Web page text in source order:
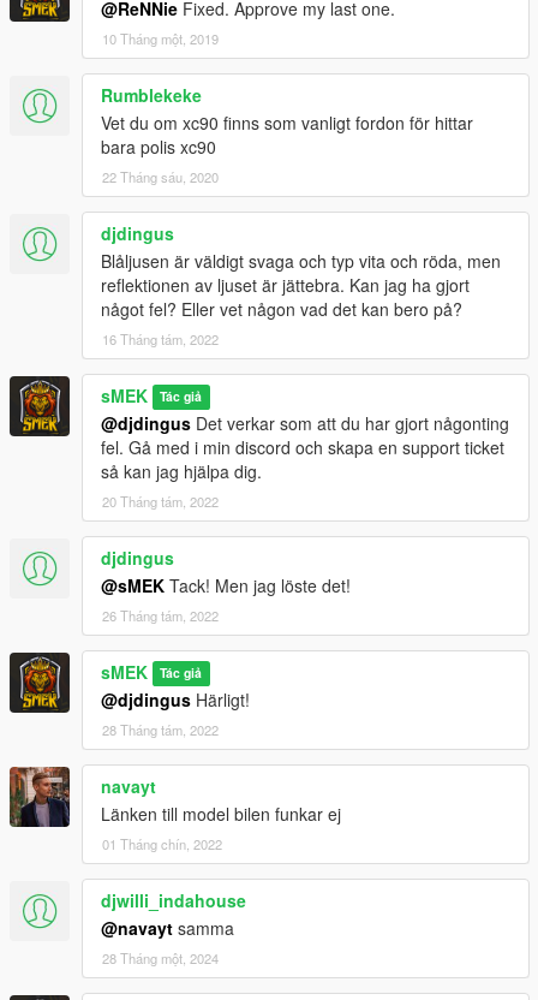
@ReNNie Fixed. Approve my last one.
10 Tháng một, 2019
Rumblekeke
Vet du om xc90 finns som vanligt fordon för hittar
bara polis xc90
22 Tháng sáu, 2020
djdingus
Blåljusen är väldigt svaga och typ vita och röda, men
reflektionen av ljuset är jättebra. Kan jag ha gjort
något fel? Eller vet någon vad det kan bero på?
16 Tháng tám, 2022
sMEK Tác giả
@djdingus Det verkar som att du har gjort någonting
fel. Gå med i min discord och skapa en support ticket
så kan jag hjälpa dig.
20 Tháng tám, 2022
djdingus
@sMEK Tack! Men jag löste det!
26 Tháng tám, 2022
sMEK Tác giả
@djdingus Härligt!
28 Tháng tám, 2022
navayt
Länken till model bilen funkar ej
01 Tháng chín, 2022
djwilli_indahouse
@navayt samma
28 Tháng một, 2024